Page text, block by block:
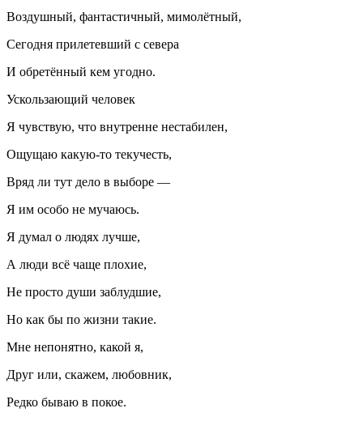
Воздушный, фантастичный, мимолётный,
Сегодня прилетевший с севера
И обретённый кем угодно.
Ускользающий человек
Я чувствую, что внутренне нестабилен,
Ощущаю какую-то текучесть,
Вряд ли тут дело в выборе —
Я им особо не мучаюсь.
Я думал о людях лучше,
А люди всё чаще плохие,
Не просто души заблудшие,
Но как бы по жизни такие.
Мне непонятно, какой я,
Друг или, скажем, любовник,
Редко бываю в покое.